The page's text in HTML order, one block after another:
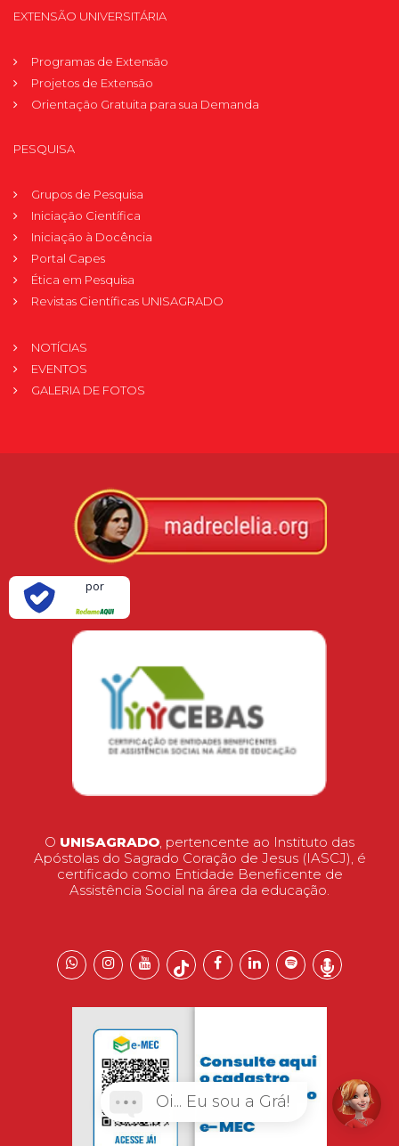
EXTENSÃO UNIVERSITÁRIA
Programas de Extensão
Projetos de Extensão
Orientação Gratuita para sua Demanda
PESQUISA
Grupos de Pesquisa
Iniciação Científica
Iniciação à Docência
Portal Capes
Ética em Pesquisa
Revistas Científicas UNISAGRADO
NOTÍCIAS
EVENTOS
GALERIA DE FOTOS
por
O UNISAGRADO, pertencente ao Instituto das
Apóstolas do Sagrado Coração de Jesus (IASCJ), é
certificado como Entidade Beneficente de
Assistência Social na área da educação.
Oi... Eu sou a Grá!